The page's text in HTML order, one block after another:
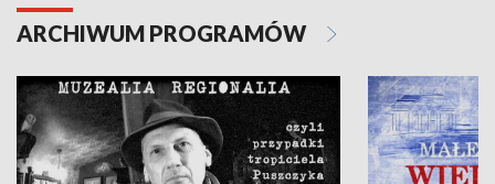
ARCHIWUM PROGRAMÓW